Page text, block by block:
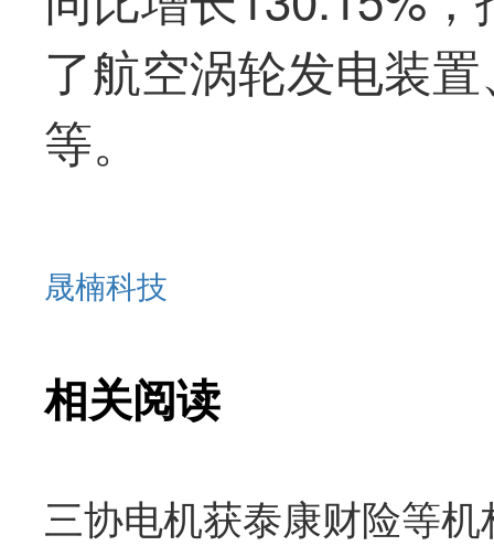
了航空涡轮发电装
等。
晟楠科技
相关阅读